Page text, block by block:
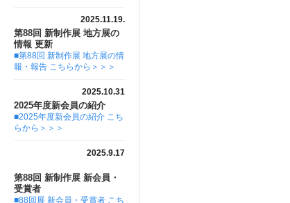
2025.11.19.
第88回 新制作展 地方展の
情報 更新
■第88回 新制作展 地方展の情
報・報告 こちらから＞＞＞
2025.10.31
2025年度新会員の紹介
■2025年度新会員の紹介 こち
らから＞＞＞
2025.9.17
第88回 新制作展 新会員・
受賞者
■88回展 新会員・受賞者 こち